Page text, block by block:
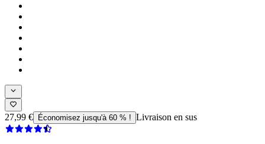
27,99 € Économisez jusqu'à 60 % ! Livraison en sus